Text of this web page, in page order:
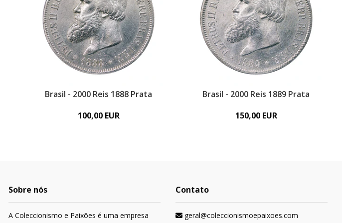
Brasil - 2000 Reis 1888 Prata
100,00 EUR
Brasil - 2000 Reis 1889 Prata
150,00 EUR
Sobre nós
A Coleccionismo e Paixões é uma empresa
Contato
geral@coleccionismoepaixoes.com